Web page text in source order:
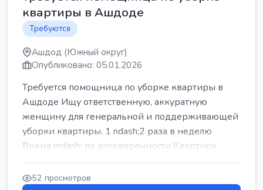
квартиры в Ашдоде
Требуются
Ашдод (Южный округ)
Опубликовано: 05.01.2026
Требуется помощница по уборке квартиры в
Ашдоде Ищу ответственную, аккуратную
женщину для генеральной и поддерживающей
уборки квартиры. 1 ndash;2 раза в неделю
Время mdash; по договоренности Квартира ...
52 просмотров